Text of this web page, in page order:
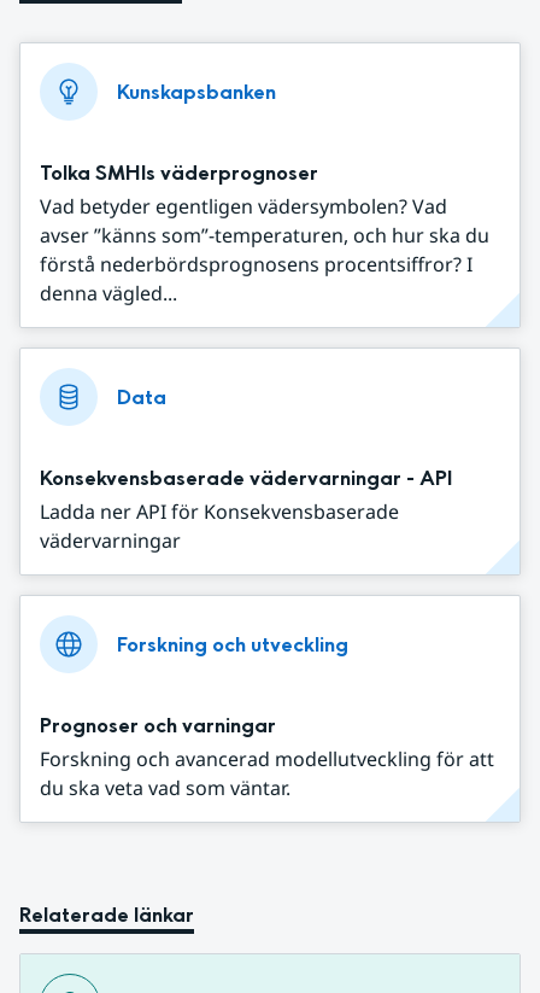
Kunskapsbanken
Tolka SMHIs väderprognoser
Vad betyder egentligen vädersymbolen? Vad
avser ”känns som”-temperaturen, och hur ska du
förstå nederbördsprognosens procentsiffror? I
denna vägled...
Data
Konsekvensbaserade vädervarningar - API
Ladda ner API för Konsekvensbaserade
vädervarningar
Forskning och utveckling
Prognoser och varningar
Forskning och avancerad modellutveckling för att
du ska veta vad som väntar.
Relaterade länkar